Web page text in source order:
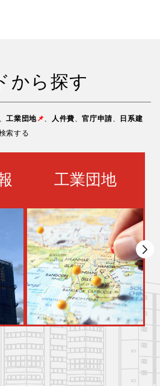
から探す
工業団地 📌 人件費 、官庁申請 日系建
索する
工業団地